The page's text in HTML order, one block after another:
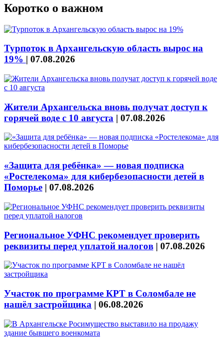
Коротко о важном
Турпоток в Архангельскую область вырос на
19% | 07.08.2026
Жители Архангельска вновь получат доступ к
горячей воде с 10 августа | 07.08.2026
«Защита для ребёнка» — новая подписка
«Ростелекома» для кибербезопасности детей в
Поморье | 07.08.2026
Региональное УФНС рекомендует проверить
реквизиты перед уплатой налогов | 07.08.2026
Участок по программе КРТ в Соломбале не
нашёл застройщика | 06.08.2026